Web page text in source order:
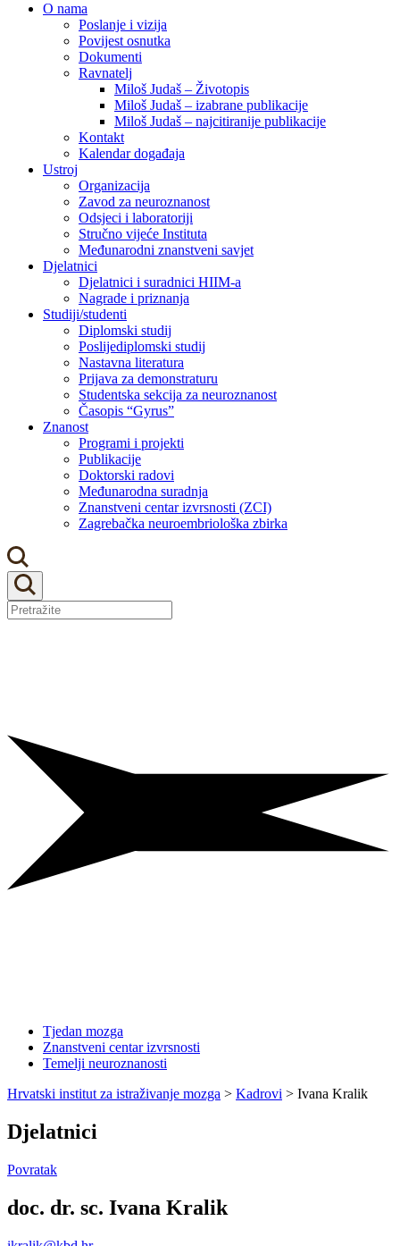
O nama
Poslanje i vizija
Povijest osnutka
Dokumenti
Ravnatelj
Miloš Judaš – Životopis
Miloš Judaš – izabrane publikacije
Miloš Judaš – najcitiranije publikacije
Kontakt
Kalendar događaja
Ustroj
Organizacija
Zavod za neuroznanost
Odsjeci i laboratoriji
Stručno vijeće Instituta
Međunarodni znanstveni savjet
Djelatnici
Djelatnici i suradnici HIIM-a
Nagrade i priznanja
Studiji/studenti
Diplomski studij
Poslijediplomski studij
Nastavna literatura
Prijava za demonstraturu
Studentska sekcija za neuroznanost
Časopis “Gyrus”
Znanost
Programi i projekti
Publikacije
Doktorski radovi
Međunarodna suradnja
Znanstveni centar izvrsnosti (ZCI)
Zagrebačka neuroembriološka zbirka
Tjedan mozga
Znanstveni centar izvrsnosti
Temelji neuroznanosti
Hrvatski institut za istraživanje mozga > Kadrovi > Ivana Kralik
Djelatnici
Povratak
doc. dr. sc. Ivana Kralik